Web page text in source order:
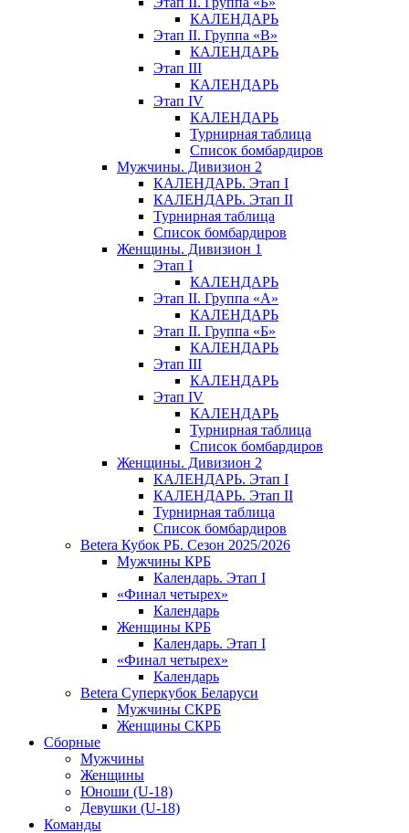
КАЛЕНДАРЬ
Этап II. Группа «В»
КАЛЕНДАРЬ
Этап III
КАЛЕНДАРЬ
Этап IV
КАЛЕНДАРЬ
Турнирная таблица
Список бомбардиров
Мужчины. Дивизион 2
КАЛЕНДАРЬ. Этап I
КАЛЕНДАРЬ. Этап II
Турнирная таблица
Список бомбардиров
Женщины. Дивизион 1
Этап I
КАЛЕНДАРЬ
Этап II. Группа «А»
КАЛЕНДАРЬ
Этап II. Группа «Б»
КАЛЕНДАРЬ
Этап III
КАЛЕНДАРЬ
Этап IV
КАЛЕНДАРЬ
Турнирная таблица
Список бомбардиров
Женщины. Дивизион 2
КАЛЕНДАРЬ. Этап I
КАЛЕНДАРЬ. Этап II
Турнирная таблица
Список бомбардиров
Betera Кубок РБ. Сезон 2025/2026
Мужчины КРБ
Календарь. Этап I
«Финал четырех»
Календарь
Женщины КРБ
Календарь. Этап I
«Финал четырех»
Календарь
Betera Суперкубок Беларуси
Мужчины СКРБ
Женщины СКРБ
Сборные
Мужчины
Женщины
Юноши (U-18)
Девушки (U-18)
Команды